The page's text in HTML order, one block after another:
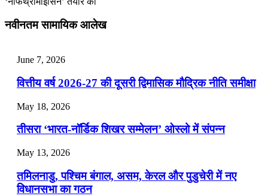
July 25, 2026
📝 डेली करेंट अफेयर्स: 22-24 जुलाई 2026
July 22, 2026
📝 डेली करेंट अफेयर्स: 19-21 जुलाई 2026
July 19, 2026
📝 डेली करेंट अफेयर्स: 16-18 जुलाई 2026
नवीनतम सामायिक आलेख
June 7, 2026
वित्तीय वर्ष 2026-27 की दूसरी द्विमासिक मौद्रिक नीति समीक्षा
May 18, 2026
तीसरा ‘भारत-नॉर्डिक शिखर सम्मेलन’ ओस्लो में संपन्न
May 13, 2026
तमिलनाडु, पश्चिम बंगाल, असम, केरल और पुडुचेरी में नए
विधानसभा का गठन